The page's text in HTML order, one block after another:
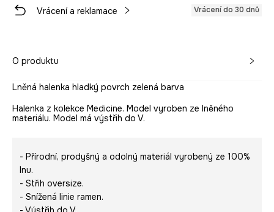
Vrácení a reklamace Vrácení do 30 dnů
O produktu
Lněná halenka hladký povrch zelená barva
Halenka z kolekce Medicine. Model vyroben ze lněného
materiálu. Model má výstřih do V.
- Přírodní, prodyšný a odolný materiál vyrobený ze 100%
lnu.
- Střih oversize.
- Snížená linie ramen.